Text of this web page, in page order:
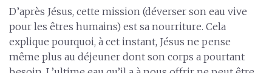
D’après Jésus, cette mission (déverser son eau vive
pour les êtres humains) est sa nourriture. Cela
explique pourquoi, à cet instant, Jésus ne pense
même plus au déjeuner dont son corps a pourtant